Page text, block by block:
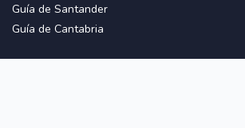
Guía de Santander
Guía de Cantabria